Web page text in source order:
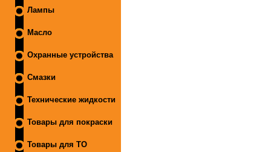
Лампы
Масло
Охранные устройства
Смазки
Технические жидкости
Товары для покраски
Товары для ТО